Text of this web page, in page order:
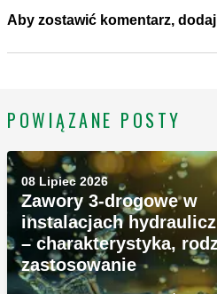
Aby zostawić komentarz,
POWIĄZANE POSTY
08 Lipiec 2026
Zawory 3-drogowe w
instalacjach
– charakterystyka,
zastosowanie